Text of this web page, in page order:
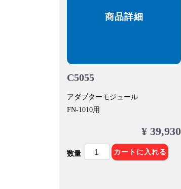
商品詳細
C5055
アダプターモジュール
FN-1010用
¥ 39,930
数量 カートに入れる